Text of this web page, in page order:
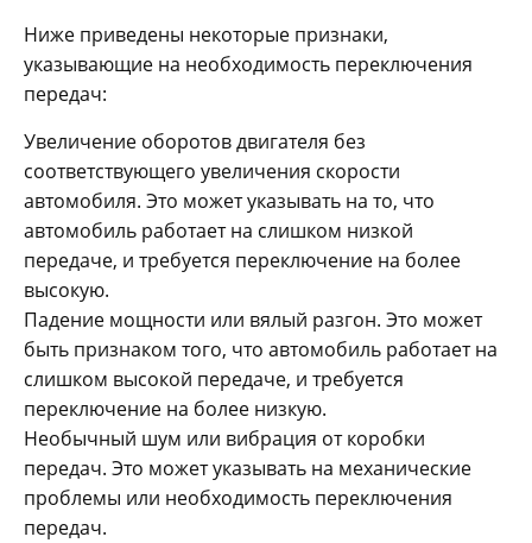
Ниже приведены некоторые признаки,
указывающие на необходимость переключения
передач:
Увеличение оборотов двигателя без
соответствующего увеличения скорости
автомобиля. Это может указывать на то, что
автомобиль работает на слишком низкой
передаче, и требуется переключение на более
высокую.
Падение мощности или вялый разгон. Это может
быть признаком того, что автомобиль работает на
слишком высокой передаче, и требуется
переключение на более низкую.
Необычный шум или вибрация от коробки
передач. Это может указывать на механические
проблемы или необходимость переключения
передач.